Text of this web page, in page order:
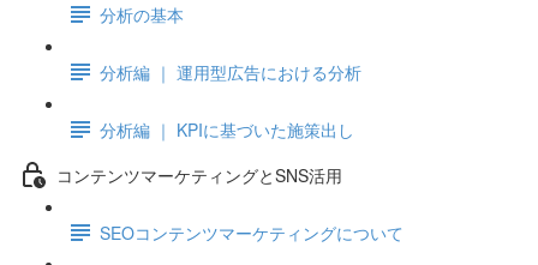
分析の基本
分析編 ｜ 運用型広告における分析
分析編 ｜ KPIに基づいた施策出し
コンテンツマーケティングとSNS活用
SEOコンテンツマーケティングについて